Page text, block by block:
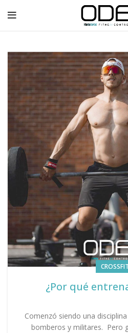
CROSSFIT
¿Por qué
Comenzó siendo una
bomberos y militares. Pero